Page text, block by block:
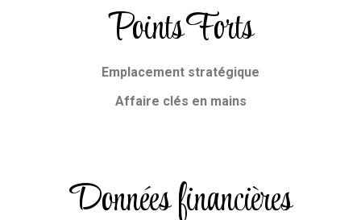
Points Forts
Emplacement stratégique
Affaire clés en mains
Données financières